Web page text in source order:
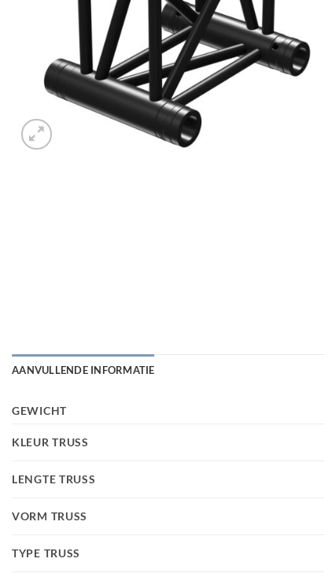
AANVULLENDE INFORMATIE
GEWICHT
KLEUR TRUSS
LENGTE TRUSS
VORM TRUSS
TYPE TRUSS